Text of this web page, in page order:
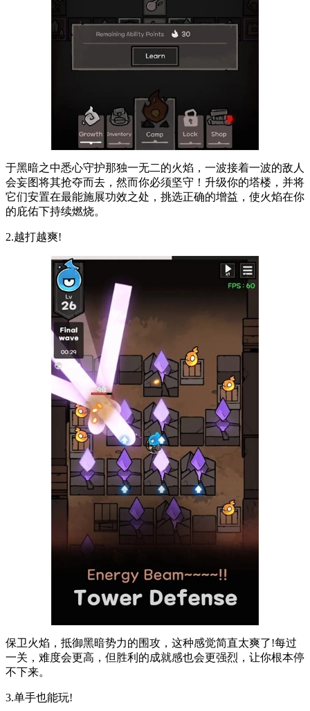
于黑暗之中悉心守护那独一无二的火焰，一波接着一波的敌人
会妄图将其抢夺而去，然而你必须坚守！升级你的塔楼，并将
它们安置在最能施展功效之处，挑选正确的增益，使火焰在你
的庇佑下持续燃烧。
2.越打越爽!
保卫火焰，抵御黑暗势力的围攻，这种感觉简直太爽了!每过
一关，难度会更高，但胜利的成就感也会更强烈，让你根本停
不下来。
3.单手也能玩!